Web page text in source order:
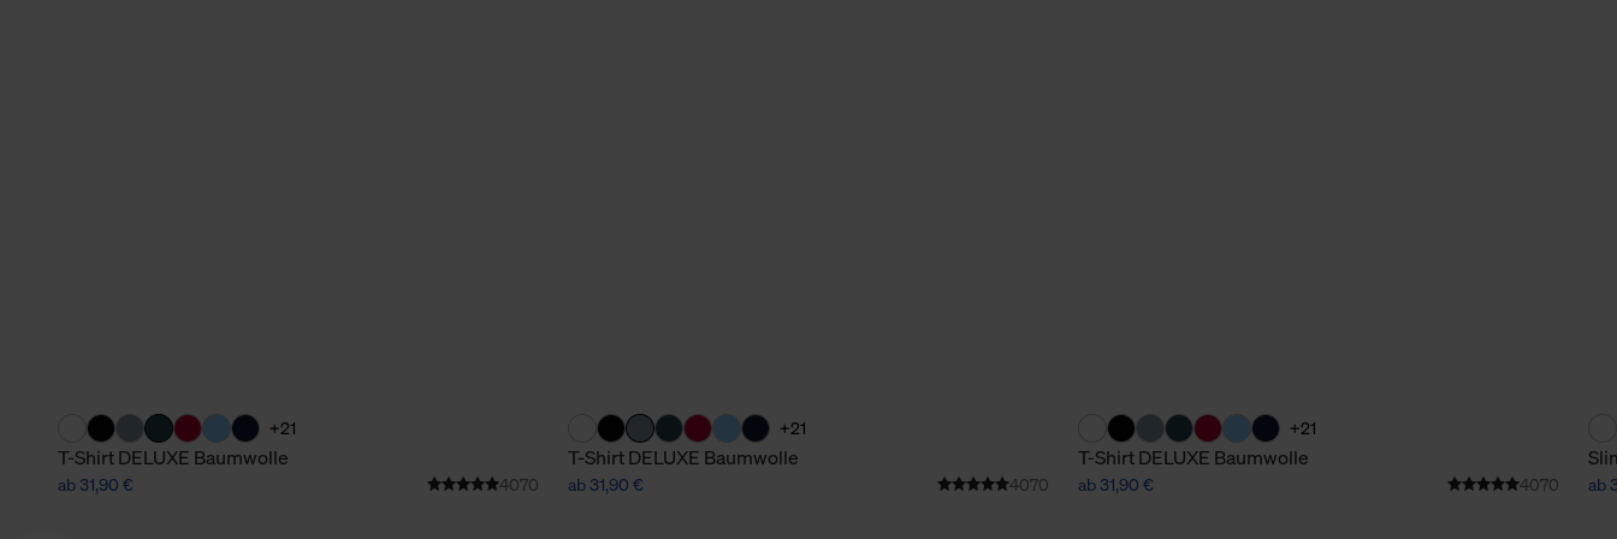
+21
T-Shirt DELUXE Baumwolle
ab 31,90 € 4070
+21
T-Shirt DELUXE Baumwolle
ab 31,90 € 4070
+21
T-Shirt DELUXE Baumwolle
ab 31,90 € 4070 ab